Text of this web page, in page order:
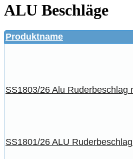
ALU Beschläge
Produktname
SS1803/26 Alu Ruderbeschlag
SS1801/26 ALU